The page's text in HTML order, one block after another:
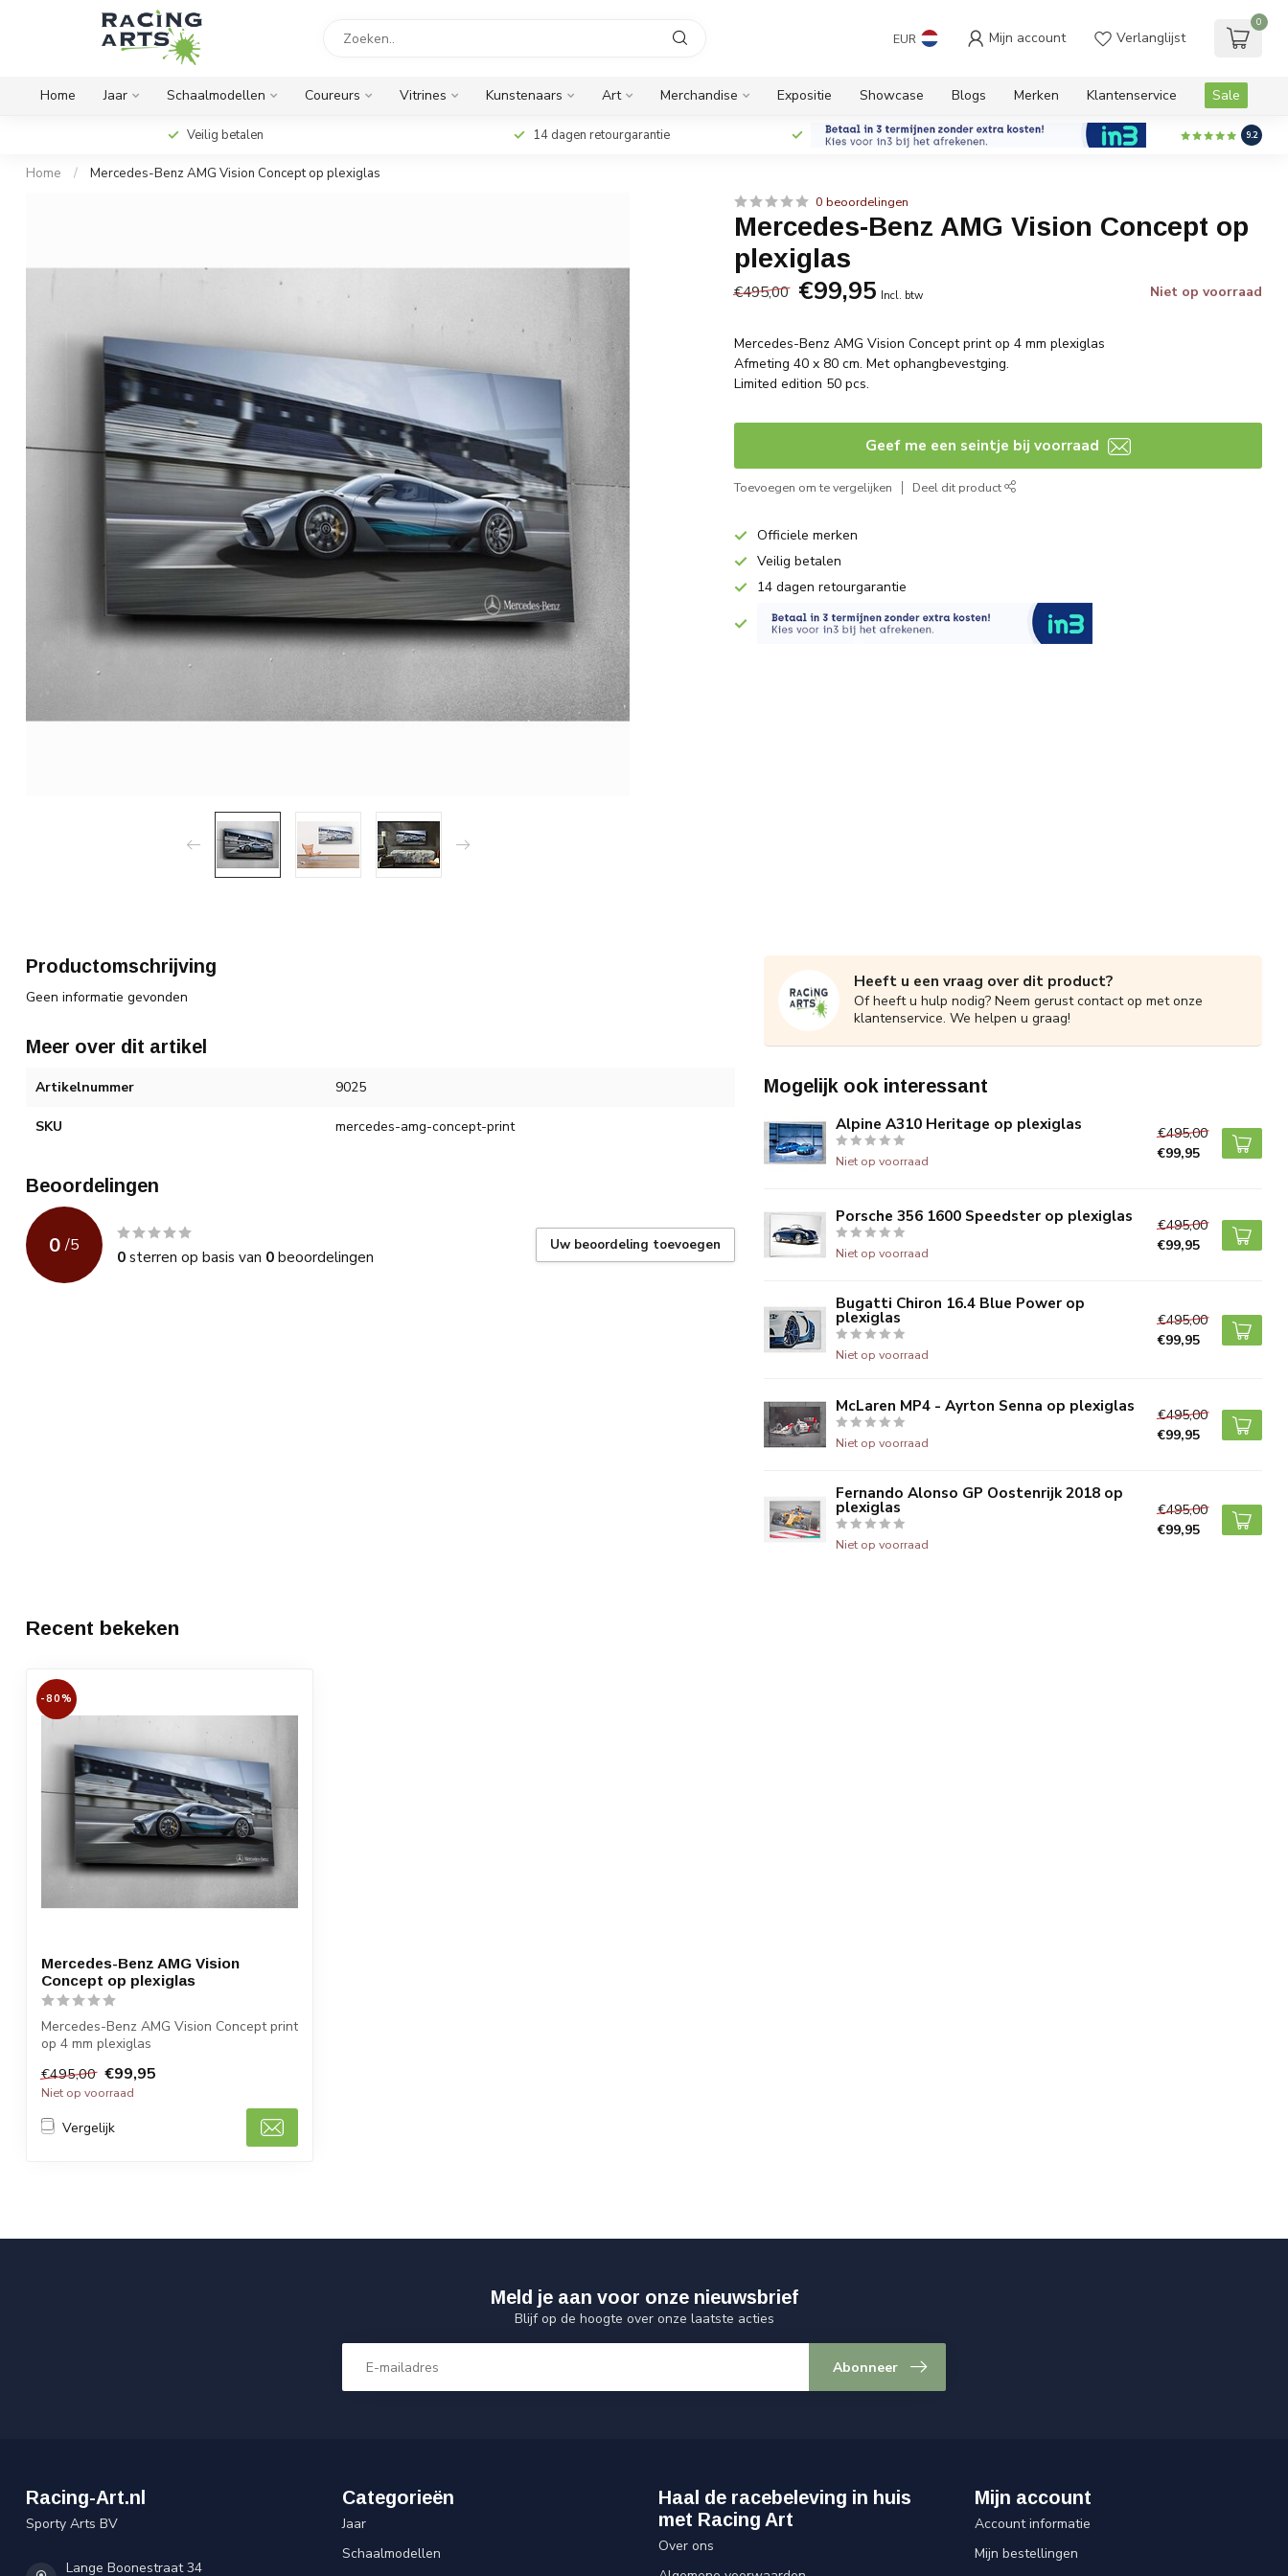
EUR Mijn account Verlanglijst
0
Home Jaar Schaalmodellen Coureurs Vitrines Kunstenaars Art Merchandise Expositie Showcase Blogs Merken Klantenservice Sale
Veilig betalen 14 dagen retourgarantie 9.2
Home / Mercedes-Benz AMG Vision Concept op plexiglas
0 beoordelingen
Mercedes-Benz AMG Vision Concept op
plexiglas
€495,00 €99,95 Incl. btw Niet op voorraad
Mercedes-Benz AMG Vision Concept print op 4 mm plexiglas
Afmeting 40 x 80 cm. Met ophangbevestging.
Limited edition 50 pcs.
Geef me een seintje bij voorraad
Toevoegen om te vergelijken Deel dit product
Officiele merken
Veilig betalen
14 dagen retourgarantie
Productomschrijving
Geen informatie gevonden
Meer over dit artikel
Artikelnummer 9025
SKU mercedes-amg-concept-print
Beoordelingen
0 /5
0sterren op basis van 0beoordelingen
Uw beoordeling toevoegen
Heeft u een vraag over dit product?
Of heeft u hulp nodig? Neem gerust contact op met onze
klantenservice. We helpen u graag!
Mogelijk ook interessant
Alpine A310 Heritage op plexiglas
Niet op voorraad
€495,00
€99,95
Porsche 356 1600 Speedster op plexiglas
Niet op voorraad
€495,00
€99,95
Bugatti Chiron 16.4 Blue Power op
plexiglas
Niet op voorraad
€495,00
€99,95
McLaren MP4 - Ayrton Senna op plexiglas
Niet op voorraad
€495,00
€99,95
Fernando Alonso GP Oostenrijk 2018 op
plexiglas
Niet op voorraad
€495,00
€99,95
Recent bekeken
-80%
Mercedes-Benz AMG Vision
Concept op plexiglas
Mercedes-Benz AMG Vision Concept print
op 4 mm plexiglas
€495,00 €99,95
Niet op voorraad
Vergelijk
Meld je aan voor onze nieuwsbrief
Blijf op de hoogte over onze laatste acties
Abonneer
Racing-Art.nl
Sporty Arts BV
Lange Boonestraat 34
Categorieën
Jaar
Schaalmodellen
Haal de racebeleving in huis
met Racing Art
Over ons
Mijn account
Account informatie
Mijn bestellingen